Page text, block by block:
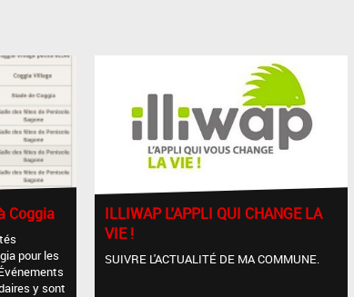
Coggia
pour les
y sont
ILLIWAP L'APPLI QUI CHANGE LA
VIE !
SUIVRE L'ACTUALITÉ DE MA COMMUNE.